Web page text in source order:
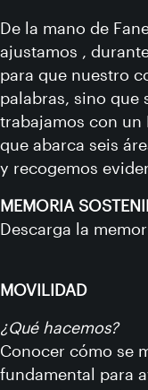
De la mano de
ajustamos ,
para que nuestro
palabras, sino que
trabajamos con un
que abarca seis
y recogemos
MEMORIA
Descarga la
MOVILIDAD
¿Qué hacemos?
Conocer cómo se
fundamental para